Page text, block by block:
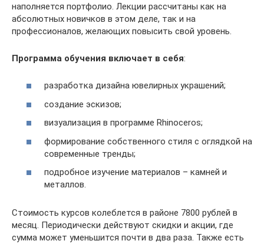
наполняется портфолио. Лекции рассчитаны как на
абсолютных новичков в этом деле, так и на
профессионалов, желающих повысить свой уровень.
Программа обучения включает в себя:
разработка дизайна ювелирных украшений;
создание эскизов;
визуализация в программе Rhinoceros;
формирование собственного стиля с оглядкой на
современные тренды;
подробное изучение материалов – камней и
металлов.
Стоимость курсов колеблется в районе 7800 рублей в
месяц. Периодически действуют скидки и акции, где
сумма может уменьшится почти в два раза. Также есть